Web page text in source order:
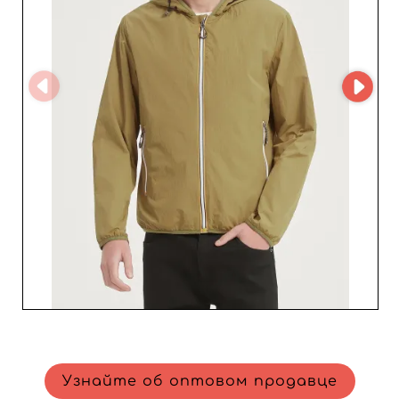
сетку — от детских до взрослых размеров ; Короткие
сроки поставки, отлаженную логистику и
оперативную поддержку клиентов. Выбирая Falida-
MTX, вы делаете ставку на надежного поставщика,
чутко реагирующего на тренды и реальные
потребности профессионалов. Предложите вашей
мужской аудитории функциональную, стильную и
конкурентоспособную верхнюю одежду и развивайте
бизнес вместе с сильным игроком отрасли.
Узнайте об оптовом продавце